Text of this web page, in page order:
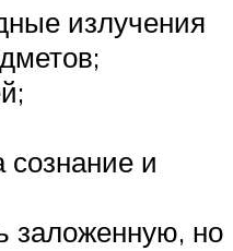
излучения
сознание и
заложенную, но